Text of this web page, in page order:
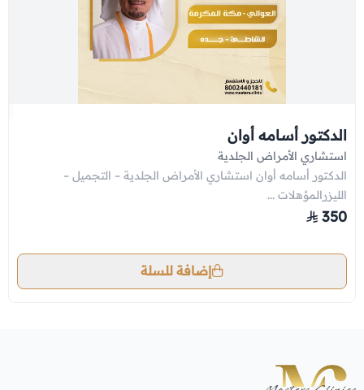
الدكتور أسامه أوان
استشاري الأمراض الجلدية
الدكتور أسامه أوان استشاري الأمراض الجلدية – التجميل –
الليزرالمؤهلات ...
350
إضافة للسلة